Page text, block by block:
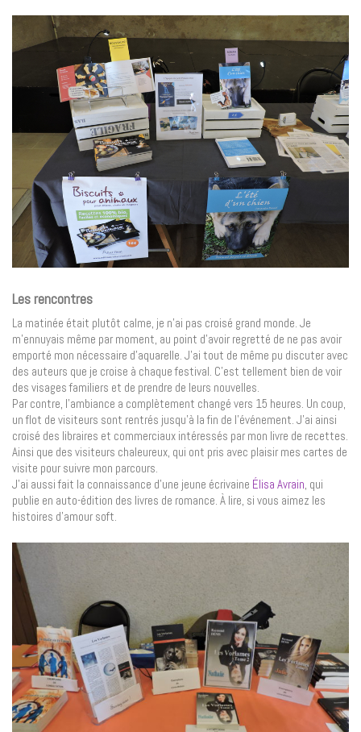
Les rencontres
La matinée était plutôt calme, je n’ai pas croisé grand monde. Je
m’ennuyais même par moment, au point d’avoir regretté de ne pas avoir
emporté mon nécessaire d’aquarelle. J’ai tout de même pu discuter avec
des auteurs que je croise à chaque festival. C’est tellement bien de voir
des visages familiers et de prendre de leurs nouvelles.
Par contre, l’ambiance a complètement changé vers 15 heures. Un coup,
un flot de visiteurs sont rentrés jusqu’à la fin de l’événement. J’ai ainsi
croisé des libraires et commerciaux intéressés par mon livre de recettes.
Ainsi que des visiteurs chaleureux, qui ont pris avec plaisir mes cartes de
visite pour suivre mon parcours.
J’ai aussi fait la connaissance d’une jeune écrivaine Élisa Avrain, qui
publie en auto-édition des livres de romance. À lire, si vous aimez les
histoires d’amour soft.